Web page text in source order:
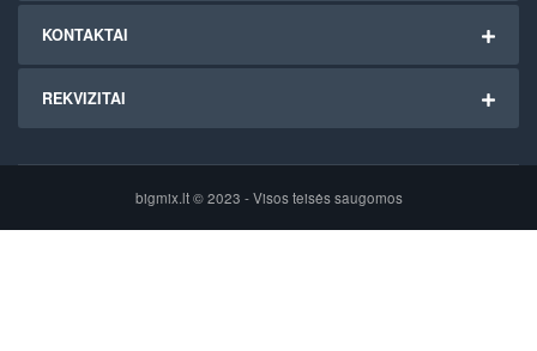
KONTAKTAI
REKVIZITAI
bigmix.lt © 2023 - Visos teisės saugomos